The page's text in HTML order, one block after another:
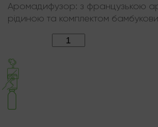
Аромадифузор: з французькою
рідиною та комплектом